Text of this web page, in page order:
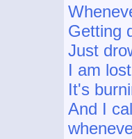
Getting
Just
I am
It's
And I